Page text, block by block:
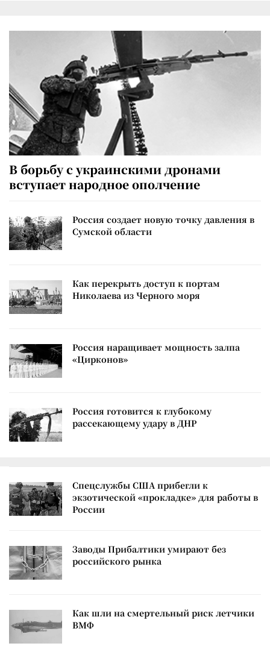
В борьбу с украинскими дронами
вступает народное ополчение
Россия создает новую точку давления в
Сумской области
Как перекрыть доступ к портам
Николаева из Черного моря
Россия наращивает мощность залпа
«Цирконов»
Россия готовится к глубокому
рассекающему удару в ДНР
Спецслужбы США прибегли к
экзотической «прокладке» для работы в
России
Заводы Прибалтики умирают без
российского рынка
Как шли на смертельный риск летчики
ВМФ